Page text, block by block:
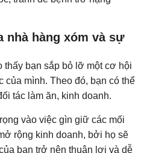
nhà hàng xóm và sự
thấy bạn sắp bỏ lỡ một cơ hội
của mình. Theo đó, bạn có thể
tác làm ăn, kinh doanh.
vào việc gìn giữ các mối
rộng kinh doanh, bởi họ sẽ
bạn trở nên thuận lợi và dễ